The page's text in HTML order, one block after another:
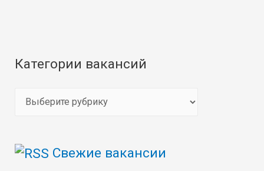
Категории вакансий
е
Свежие вакансии